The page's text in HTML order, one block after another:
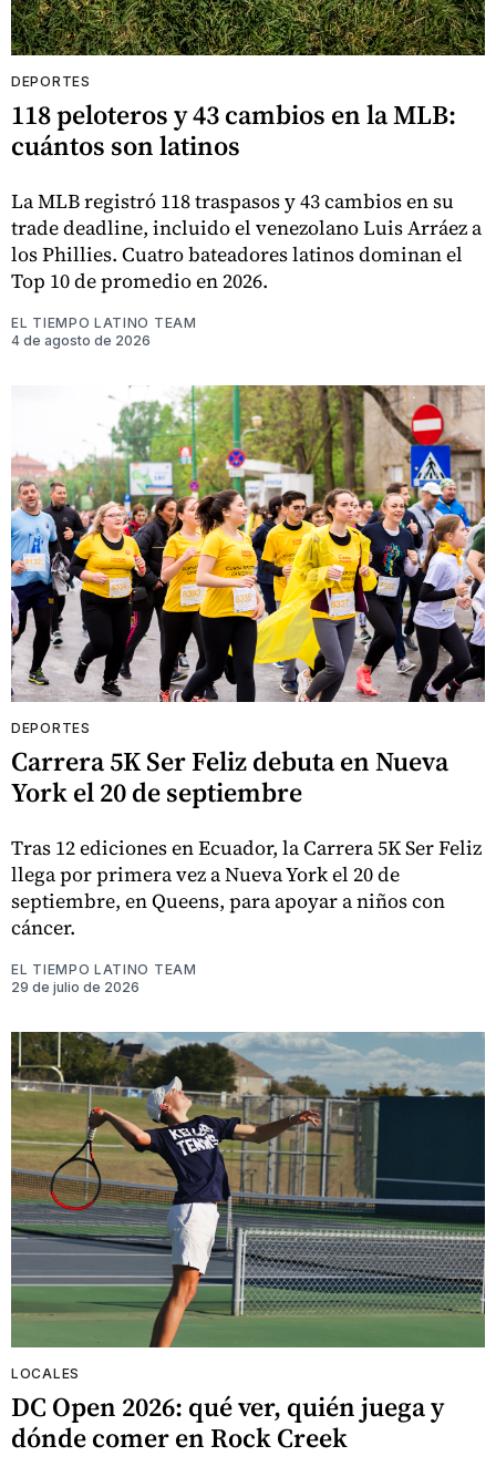
DEPORTES
118 peloteros y 43 cambios en la MLB:
cuántos son latinos
La MLB registró 118 traspasos y 43 cambios en su
trade deadline, incluido el venezolano Luis Arráez a
los Phillies. Cuatro bateadores latinos dominan el
Top 10 de promedio en 2026.
EL TIEMPO LATINO TEAM
4 de agosto de 2026
DEPORTES
Carrera 5K Ser Feliz debuta en Nueva
York el 20 de septiembre
Tras 12 ediciones en Ecuador, la Carrera 5K Ser Feliz
llega por primera vez a Nueva York el 20 de
septiembre, en Queens, para apoyar a niños con
cáncer.
EL TIEMPO LATINO TEAM
29 de julio de 2026
LOCALES
DC Open 2026: qué ver, quién juega y
dónde comer en Rock Creek